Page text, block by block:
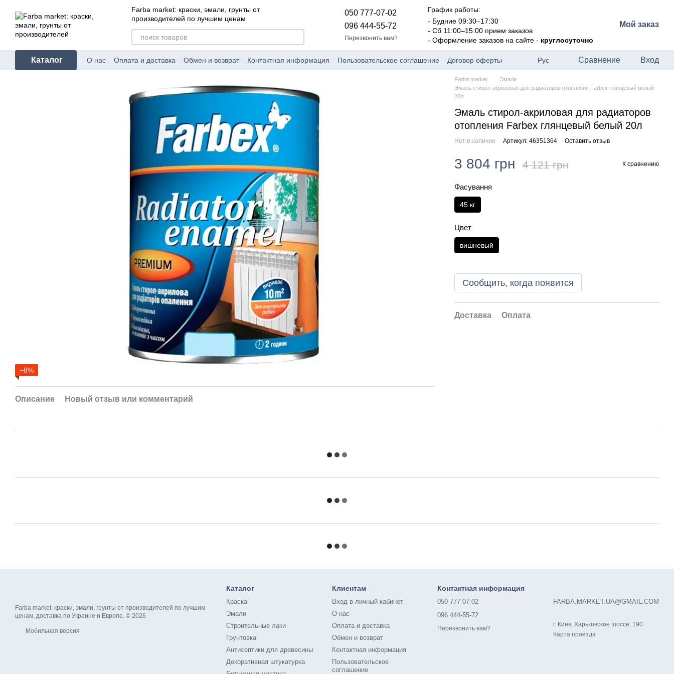
Farba market: краски, эмали, грунты от
производителей по лучшим ценам
050 777-07-02
096 444-55-72
Перезвонить вам?
График работы:
- Будние 09:30–17:30
- Сб 11:00–15:00 прием заказов
- Оформление заказов на сайте - круглосуточно
Мой заказ
Каталог О нас Оплата и доставка Обмен и возврат Контактная информация Пользовательское соглашение Договор оферты Рус Сравнение Вход
−8%
Описание Новый отзыв или комментарий
Farba market
Эмали
Эмаль стирол-акриловая для радиаторов отопления Farbex глянцевый белый
20л
Эмаль стирол-акриловая для радиаторов
отопления Farbex глянцевый белый 20л
Нет в наличии Артикул: 46351364 Оставить отзыв
3 804 грн 4 121 грн К сравнению
Фасування
45 кг
Цвет
вишневый
Сообщить, когда появится
Доставка Оплата
Farba market: краски, эмали, грунты от производителей по лучшим
ценам, доставка по Украине и Европе. © 2026
Мобильная версия
Каталог
Краска
Эмали
Строительные лаки
Грунтовка
Антисептики для древесины
Декоративная штукатурка
Клиентам
Вход в личный кабинет
О нас
Оплата и доставка
Обмен и возврат
Контактная информация
Пользовательское
соглашение
Контактная информация
050 777-07-02
096 444-55-72
Перезвонить вам?
FARBA.MARKET.UA@GMAIL.COM
г. Киев, Харьковское шоссе, 190
Карта проезда